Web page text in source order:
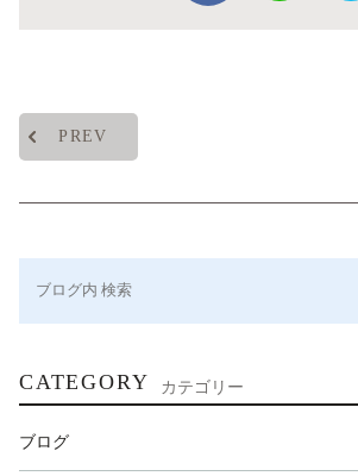
PREV
CATEGORY カテゴリー
ブログ